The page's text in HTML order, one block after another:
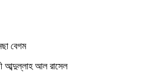
বেগম
আব্দুল্লাহ আল রাসেল